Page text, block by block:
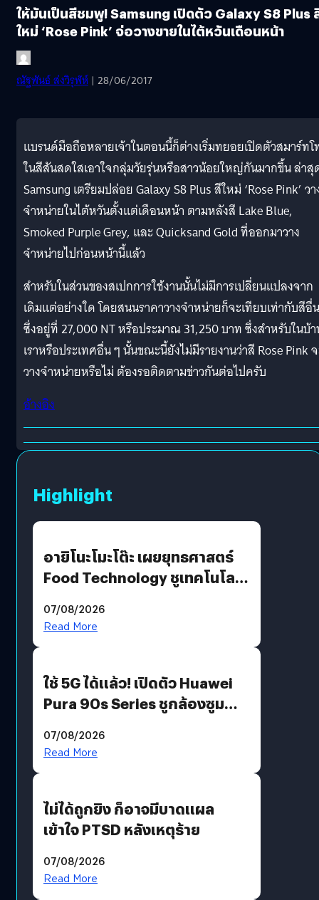
ให้มันเป็นสีชมพู! Samsung เปิดตัว Galaxy S8 Plus
ใหม่ ‘Rose Pink’ จ่อวางขายในไต้หวันเดือนหน้า
ณัฐพันธ์ ส่งวิรุฬห์ | 28/06/2017
แบรนด์มือถือหลายเจ้าในตอนนี้ก็ต่างเริ่มทยอยเปิดตัวสมาร์ท
ในสีสันสดใสเอาใจกลุ่มวัยรุ่นหรือสาวน้อยใหญ่กันมากขึ้น ล่าสุ
Samsung เตรียมปล่อย Galaxy S8 Plus สีใหม่ ‘Rose Pink’ ว
จำหน่ายในไต้หวันตั้งแต่เดือนหน้า ตามหลังสี Lake Blue,
Smoked Purple Grey, และ Quicksand Gold ที่ออกมาวาง
จำหน่ายไปก่อนหน้านี้แล้ว
สำหรับในส่วนของสเปกการใช้งานนั้นไม่มีการเปลี่ยนแปลงจาก
เดิมแต่อย่างใด โดยสนนราคาวางจำหน่ายก็จะเทียบเท่ากับสีอื่
ซึ่งอยู่ที่ 27,000 NT หรือประมาณ 31,250 บาท ซึ่งสำหรับในบ้
เราหรือประเทศอื่น ๆ นั้นขณะนี้ยังไม่มีรายงานว่าสี Rose Pink
วางจำหน่ายหรือไม่ ต้องรอติดตามข่าวกันต่อไปครับ
อ้างอิง
Highlight
อายิโนะโมะโต๊ะ เผยยุทธศาสตร์
Food Technology ชูเทคโนโลยี
บริโภคและ B2B
07/08/2026
Read More
ใช้ 5G ได้แล้ว! เปิดตัว Huawei
Pura 90s Series ชูกล้องซูม
07/08/2026
Read More
ไม่ได้ถูกยิง ก็อาจมีบาดแผล
เข้าใจ PTSD หลังเหตุร้าย
07/08/2026
Read More